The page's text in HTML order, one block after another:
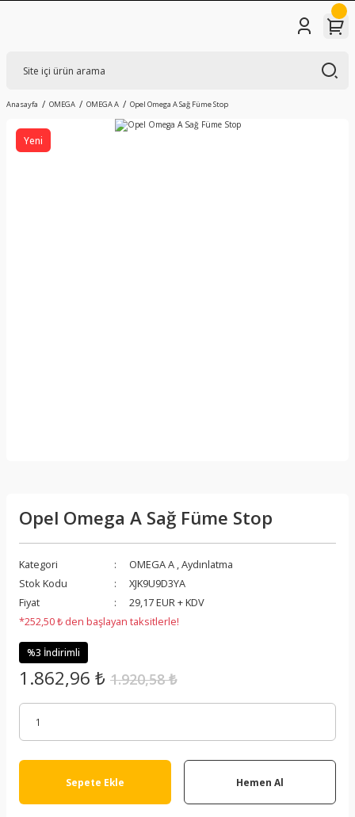
Anasayfa OMEGA OMEGA A Opel Omega A Sağ Füme Stop
Yeni
Opel Omega A Sağ Füme Stop
Kategori OMEGA A ,Aydınlatma
Stok Kodu
XJK9U9D3YA
Fiyat
29,17 EUR + KDV
*252,50 ₺ den başlayan taksitlerle!
%3 İndirimli
1.862,96 ₺ 1.920,58 ₺
Sepete Ekle Hemen Al